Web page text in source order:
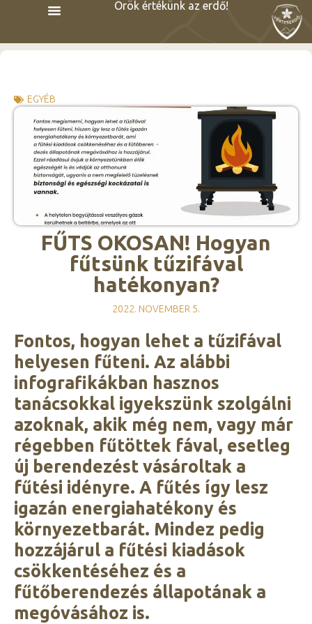
Örök értékünk az erdő!
EGYÉB
FŰTS OKOSAN! Hogyan
fűtsünk tűzifával
hatékonyan?
2022. NOVEMBER 5.
Fontos, hogyan lehet a tűzifával
helyesen fűteni. Az alábbi
infografikákban hasznos
tanácsokkal igyekszünk szolgálni
azoknak, akik még nem, vagy már
régebben fűtöttek fával, esetleg
új berendezést vásároltak a
fűtési idényre. A fűtés így lesz
igazán energiahatékony és
környezetbarát. Mindez pedig
hozzájárul a fűtési kiadások
csökkentéséhez és a
fűtőberendezés állapotának a
megóvásához is.